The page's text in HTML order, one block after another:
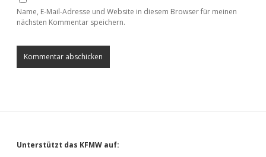
Name, E-Mail-Adresse und Website in diesem Browser für meinen
nächsten Kommentar speichern.
Unterstützt das KFMW auf: